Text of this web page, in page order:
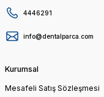
4446291
info@dentalparca.com
Kurumsal
Mesafeli Satış Sözleşmesi